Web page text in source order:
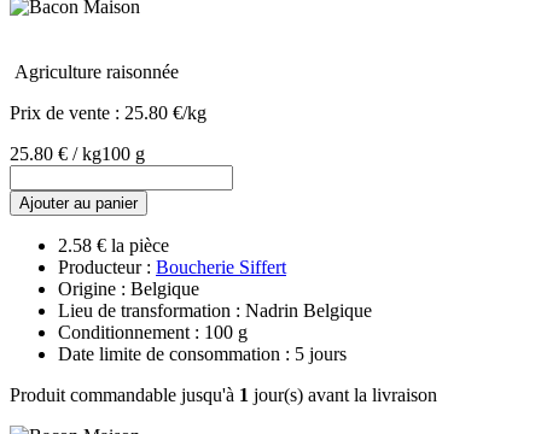
Agriculture raisonnée
Prix de vente : 25.80 €/kg
25.80 € / kg100 g
Ajouter au panier
2.58 € la pièce
Producteur : Boucherie Siffert
Origine : Belgique
Lieu de transformation : Nadrin Belgique
Conditionnement : 100 g
Date limite de consommation : 5 jours
Produit commandable jusqu'à 1 jour(s) avant la livraison